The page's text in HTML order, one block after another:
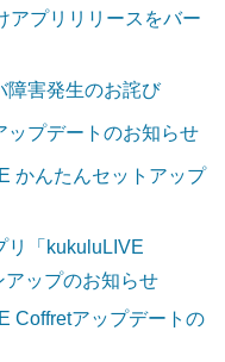
アプリリリースをバー
障害発生のお詫び
ップデートのお知らせ
かんたんセットアップ
リ「kukuluLIVE
アップのお知らせ
Coffretアップデートの